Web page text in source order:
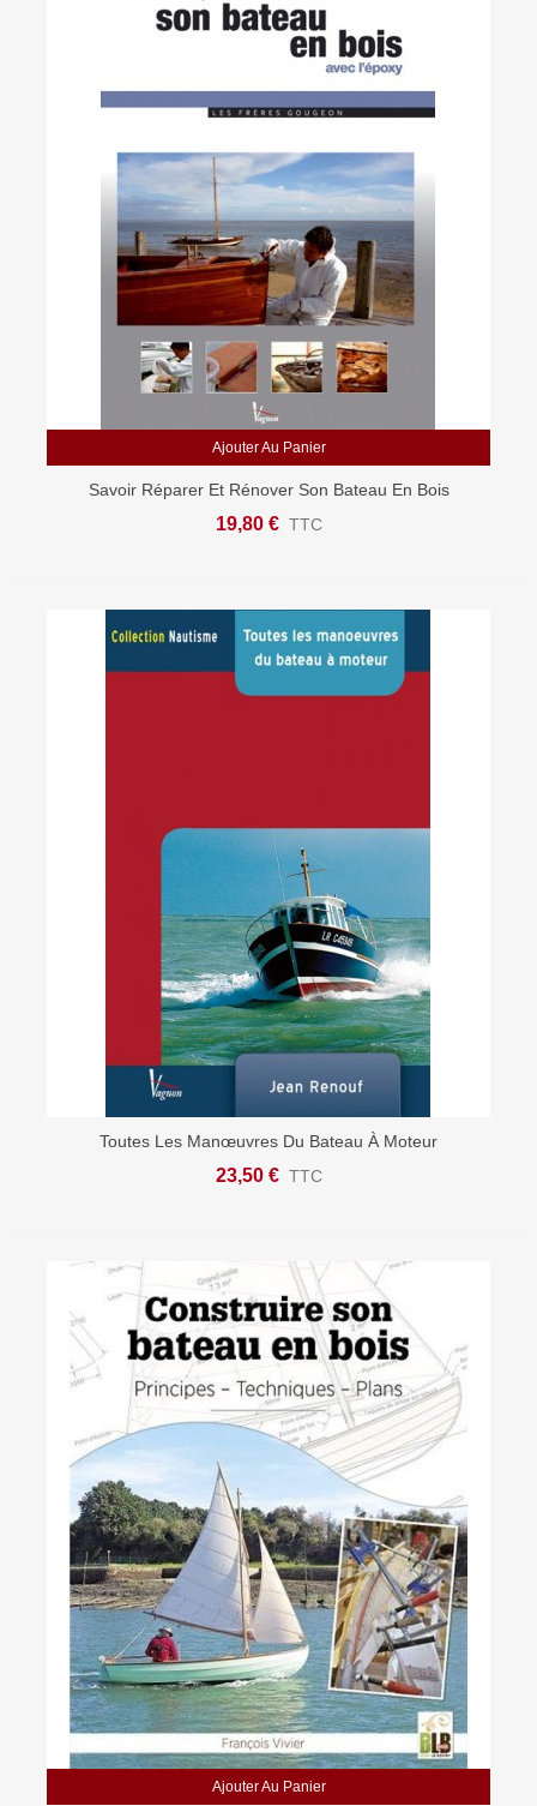
Ajouter Au Panier
Savoir Réparer Et Rénover Son Bateau En Bois
19,80 € TTC
Toutes Les Manœuvres Du Bateau À Moteur
23,50 € TTC
Ajouter Au Panier